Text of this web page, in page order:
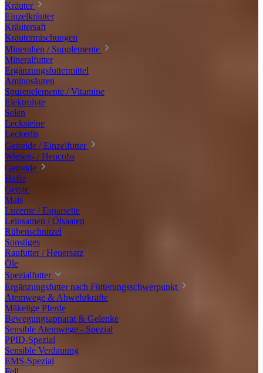
Kräuter
Einzelkräuter
Kräutersaft
Kräutermischungen
Mineralien / Supplemente
Mineralfutter
Ergänzungsfuttermittel
Aminosäuren
Spurenelemente / Vitamine
Elektrolyte
Selen
Lecksteine
Leckerlis
Getreide / Einzelfutter
Wiesen- / Heucobs
Getreide
Hafer
Gerste
Mais
Luzerne / Esparsette
Leinsamen / Ölsaaten
Rübenschnitzel
Sonstiges
Raufutter / Heuersatz
Öle
Spezialfutter
Ergänzungsfutter nach Fütterungsschwerpunkt
Atemwege & Abwehrkräfte
Mäkelige Pferde
Bewegungsapparat & Gelenke
Sensible Atemwege - Spezial
PPID-Spezial
Sensible Verdauung
EMS-Spezial